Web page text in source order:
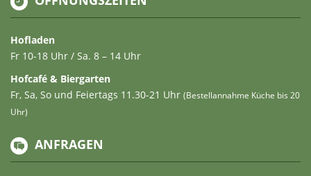
Hofladen
Fr 10-18 Uhr / Sa. 8 – 14 Uhr
Hofcafé & Biergarten
Fr, Sa, So und Feiertags 11.30-21 Uhr (Bestellannahme Küche bis 20
Uhr)
ANFRAGEN